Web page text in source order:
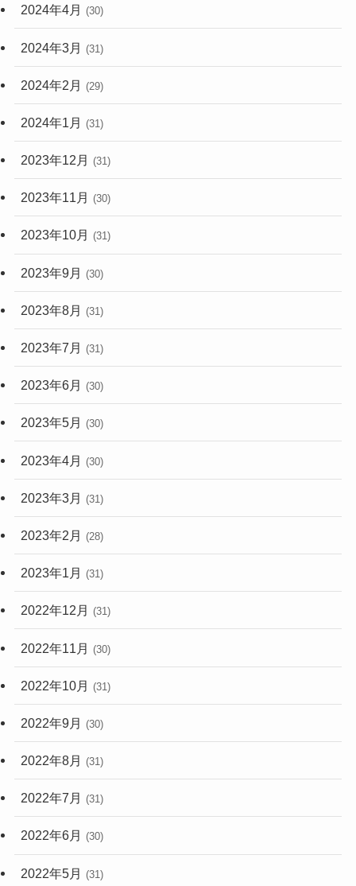
2024年4月 (30)
2024年3月 (31)
2024年2月 (29)
2024年1月 (31)
2023年12月 (31)
2023年11月 (30)
2023年10月 (31)
2023年9月 (30)
2023年8月 (31)
2023年7月 (31)
2023年6月 (30)
2023年5月 (30)
2023年4月 (30)
2023年3月 (31)
2023年2月 (28)
2023年1月 (31)
2022年12月 (31)
2022年11月 (30)
2022年10月 (31)
2022年9月 (30)
2022年8月 (31)
2022年7月 (31)
2022年6月 (30)
2022年5月 (31)